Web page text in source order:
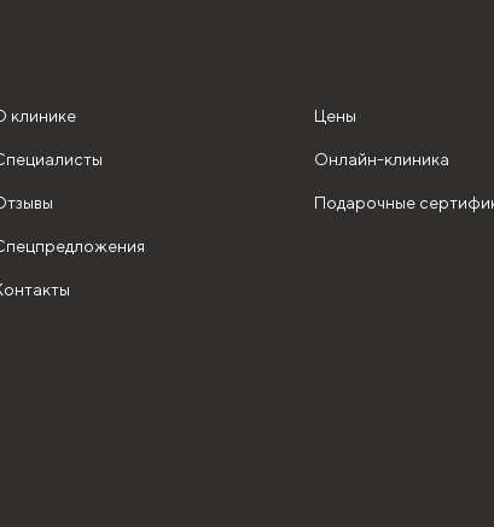
клинике Цены
Онлайн-клиника
Подарочные